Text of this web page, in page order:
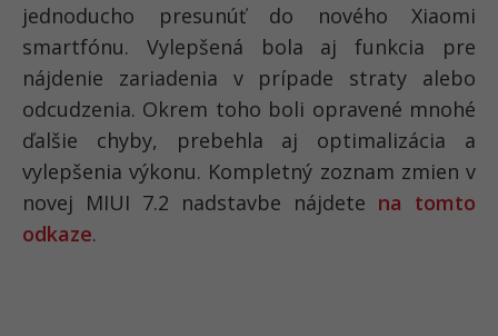
jednoducho presunúť do nového Xiaomi
smartfónu. Vylepšená bola aj funkcia pre
nájdenie zariadenia v prípade straty alebo
odcudzenia. Okrem toho boli opravené mnohé
ďalšie chyby, prebehla aj optimalizácia a
vylepšenia výkonu. Kompletný zoznam zmien v
novej MIUI 7.2 nadstavbe nájdete na tomto
odkaze.